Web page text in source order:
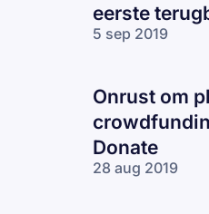
eerste
5 sep 2019
Onrust om
Donate
28 aug 2019